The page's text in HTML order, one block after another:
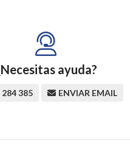
ayuda?
284 385 ENVIAR EMAIL